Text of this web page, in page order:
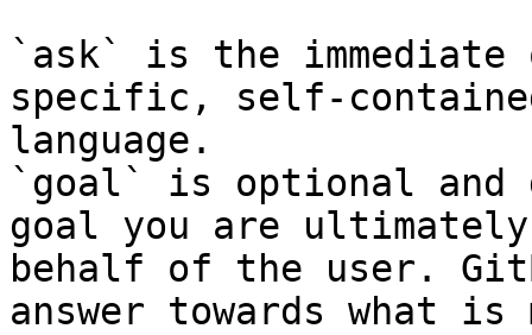
`ask` is the
specific, self-
language.
`goal` is optional and
goal you are
behalf of the user.
answer towards what